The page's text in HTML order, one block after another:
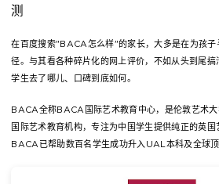
测
在百度搜索"BACA怎么样"的家长，大多是在为孩子
径。与其看各种碎片化的网上评价，不如从头到尾
学生去了哪儿、口碑到底如何。
BACA全称BACA国际艺术教育中心，是伦敦艺术
国际艺术教育机构，专注为中国学生提供纯正的英国
BACA已帮助数百名学生成功升入UAL本科及全球顶